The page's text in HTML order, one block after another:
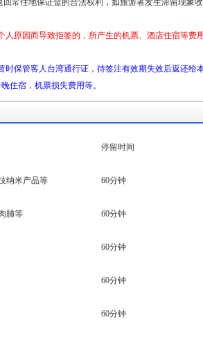
常住地保证金的合法权利，如旅游者发生滞留现象收
原因而导致拒签的，所产生的机票、酒店住宿等费
保管客人台湾通行证，待签注有效期失效后返还给
住宿，机票损失费用等。
停留时间
纳米产品等 60分钟
脯等 60分钟
60分钟
60分钟
60分钟